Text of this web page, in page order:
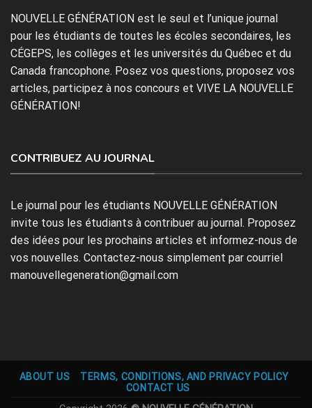
NOUVELLE GÉNÉRATION est le seul et l’unique journal
pour les étudiants de toutes les écoles secondaires, les
CÉGEPS, les collèges et les universités du Québec et du
Canada francophone. Posez vos questions, proposez vos
articles, participez à nos concours et VIVE LA NOUVELLE
GÉNÉRATION!
CONTRIBUEZ AU JOURNAL
Le journal pour les étudiants NOUVELLE GÉNÉRATION
invite tous les étudiants à contribuer au journal. Proposez
des idées pour les prochains articles et informez-nous de
vos nouvelles. Contactez-nous simplement par courriel
manouvellegeneration@gmail.com
ABOUT US
TERMS, CONDITIONS, AND PRIVACY POLICY
CONTACT US